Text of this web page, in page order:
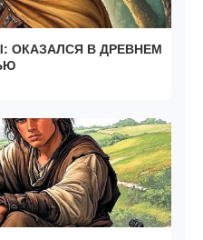
ОКАЗАЛСЯ В ДРЕВНЕМ